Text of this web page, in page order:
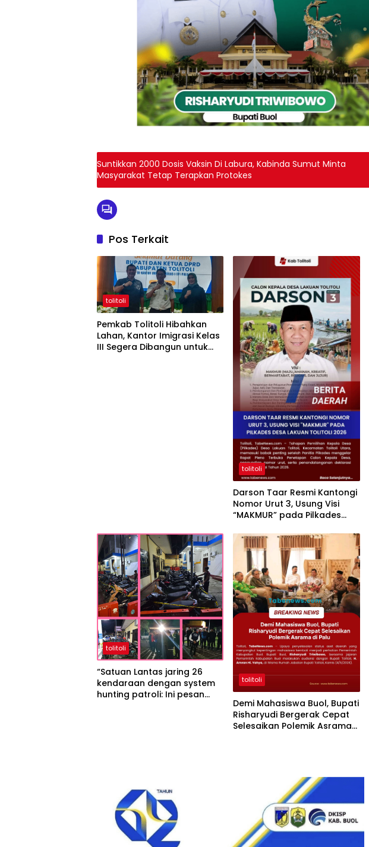
Suntikkan 2000 Dosis Vaksin Di Labura, Kabinda Sumut Minta
Masyarakat Tetap Terapkan Protokes
Pos Terkait
tolitoli
Pemkab Tolitoli Hibahkan
Lahan, Kantor Imigrasi Kelas
III Segera Dibangun untuk
tolitoli
Darson Taar Resmi Kantongi
Nomor Urut 3, Usung Visi
“MAKMUR” pada Pilkades
tolitoli
“Satuan Lantas jaring 26
kendaraan dengan system
hunting patroli: Ini pesan
tolitoli
Demi Mahasiswa Buol, Bupati
Risharyudi Bergerak Cepat
Selesaikan Polemik Asrama